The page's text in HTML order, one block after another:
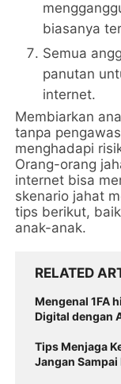
biasanya
Semua
panutan
internet.
Membiarkan
tanpa
menghadapi
Orang-orang
internet bisa
skenario jahat
tips berikut,
anak-anak.
RELATED
Mengenal 1FA
Digital dengan
Tips Menjaga
Jangan